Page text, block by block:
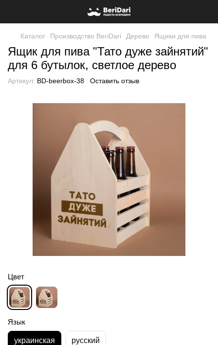
Каталог Производство BeriDari Дерево Ящики для пива
Ящик для пива "Тато дуже зайнятий"
для 6 бутылок, светлое дерево
Артикул: BD-beerbox-38 Оставить отзыв
Цвет
Язык
украинская русский